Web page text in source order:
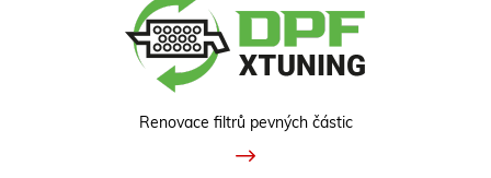
Renovace filtrů pevných částic